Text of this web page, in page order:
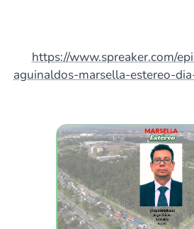
https://www.spreaker.com/
aguinaldos-marsella-estereo-